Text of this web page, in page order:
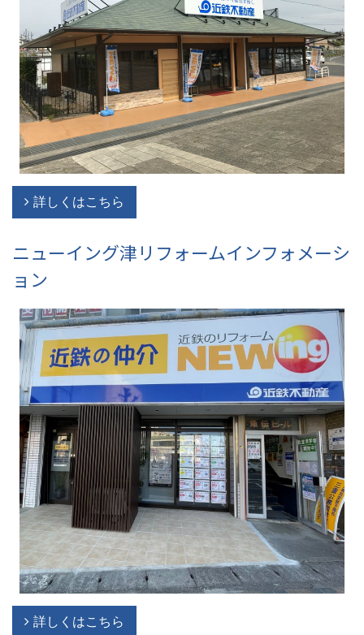
詳しくはこちら
ニューイング津リフォームインフォメーシ
ョン
詳しくはこちら